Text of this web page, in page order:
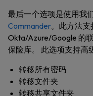
最后一个选项是使用我
Commander。 此方法支
Okta/Azure/Google 的
保险库。 此选项支持高
转移所有密码
转移文件夹
转移共享文件夹